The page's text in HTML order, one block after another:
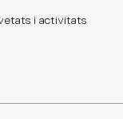
i activitats